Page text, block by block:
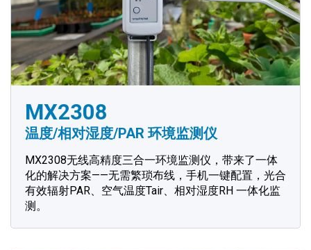
MX2308
温度/相对湿度/PAR 环境监测仪
MX2308无线高精度三合一环境监测仪，带来了一体
化的解决方案——无需繁琐布线，手机一键配置，光合
有效辐射PAR、空气温度Tair、相对湿度RH 一体化监
测。